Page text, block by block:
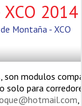
Montaña - XCO
, son modulos
solo para